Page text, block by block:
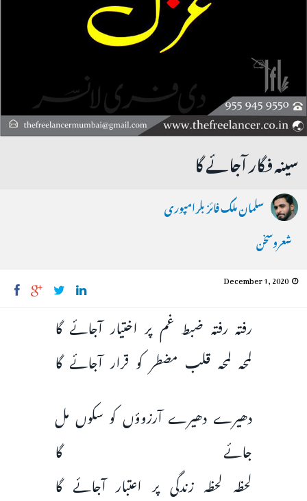
سینہ فگار آجائے گا
سلمان ملک فائز بلرامپوری
شعروسخن
December 1, 2020
رفتہ رفتہ ضبط غم پر اختیار آجائے گا
لمحہ لمحہ قلب مضطر کو قرار آجائے گا
دھیرے دھیرے آرزوؤں کو سکوں مل
جائے گا
لحظہ لحظہ زندگی پر اعتبار آجائے گا